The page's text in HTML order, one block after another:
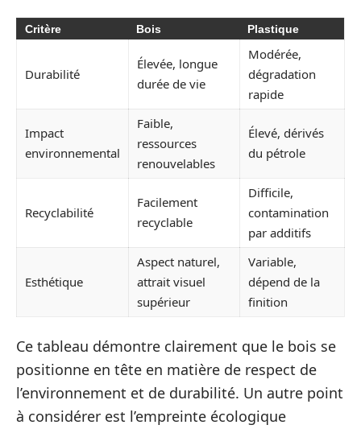
Critère Bois Plastique
Durabilité
Élevée, longue
durée de vie
Modérée,
dégradation
rapide
Impact
environnemental
Faible,
ressources
renouvelables
Élevé, dérivés
du pétrole
Recyclabilité
Facilement
recyclable
Difficile,
contamination
par additifs
Esthétique
Aspect naturel,
attrait visuel
supérieur
Variable,
dépend de la
finition
Ce tableau démontre clairement que le bois se
positionne en tête en matière de respect de
l’environnement et de durabilité. Un autre point
à considérer est l’empreinte écologique